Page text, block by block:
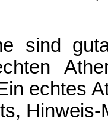
sind
echtes
Hinweis-